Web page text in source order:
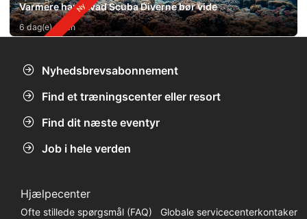
Varmere hav: Hvad Scuba Diverne bør vide
6 dag(e) siden
Nyhedsbrevsabonnement
Find et træningscenter eller resort
Find dit næste eventyr
Job i hele verden
Hjælpecenter
Ofte stillede spørgsmål (FAQ)
Globale servicecenterkontaker